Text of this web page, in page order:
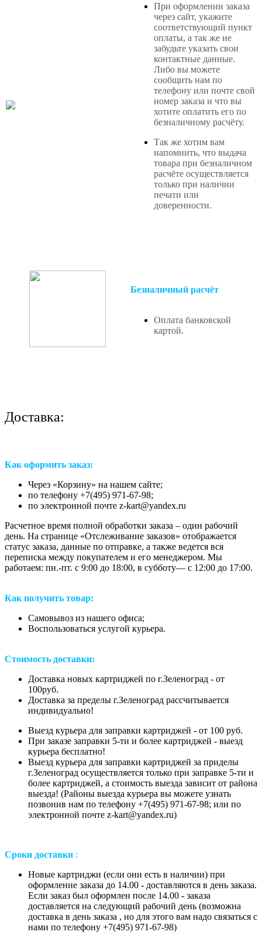
При оформлении заказа
через сайт, укажите
соответствующий пункт
оплаты, а так же не
забудьте указать свои
контактные данные.
Либо вы можете
сообщить нам по
телефону или почте свой
номер заказа и что вы
хотите оплатить его по
безналичному расчёту.
Так же хотим вам
напомнить, что выдача
товара при безналичном
расчёте осуществляется
только при наличии
печати или
доверенности.
Безналичный расчёт
Оплата банковской
картой.
Доставка:
Как оформить заказ:
Через «Корзину» на нашем сайте;
по телефону +7(495) 971-67-98;
по электронной почте z-kart@yandex.ru
Расчетное время полной обработки заказа – один рабочий
день. На странице «Отслеживание заказов» отображается
статус заказа, данные по отправке, а также ведется вся
переписка между покупателем и его менеджером. Мы
работаем: пн.-пт. с 9:00 до 18:00, в субботу— с 12:00 до 17:00.
Как получить товар:
Самовывоз из нашего офиса;
Воспользоваться услугой курьера.
Стоимость доставки:
Доставка новых картриджей по г.Зеленоград - от
100руб.
Доставка за пределы г.Зеленоград рассчитывается
индивидуально!
Выезд курьера для заправки картриджей - от 100 руб.
При заказе заправки 5-ти и более картриджей - выезд
курьера бесплатно!
Выезд курьера для заправки картриджей за приделы
г.Зеленоград осуществляется только при заправке 5-ти и
более картриджей, а стоимость выезда зависит от района
выезда! (Районы выезда курьера вы можете узнать
позвонив нам по телефону +7(495) 971-67-98; или по
электронной почте z-kart@yandex.ru)
Сроки доставки :
Новые картриджи (если они есть в наличии) при
оформление заказа до 14.00 - доставляются в день заказа.
Если заказ был оформлен после 14.00 - заказа
доставляется на следующий рабочий день (возможна
доставка в день заказа , но для этого вам надо связаться с
нами по телефону +7(495) 971-67-98)